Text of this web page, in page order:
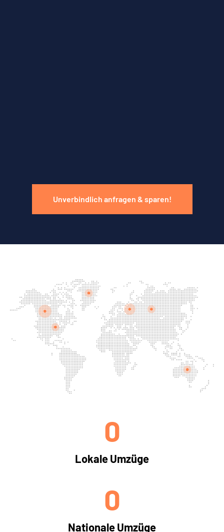
Unverbindlich anfragen & sparen!
Lokale Umzüge
0
Nationale Umzüge
0